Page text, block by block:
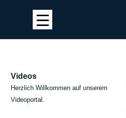
Videos
Herzlich Willkommen auf unserem
Videoportal.